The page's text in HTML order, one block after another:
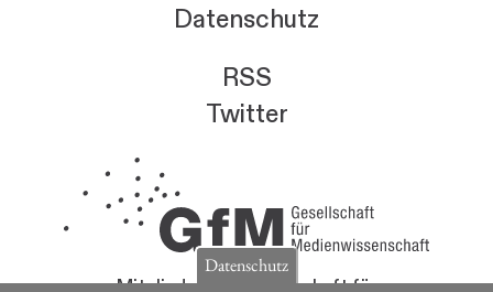
Datenschutz
RSS
Twitter
Mitglieder der Gesellschaft für
Datenschutz